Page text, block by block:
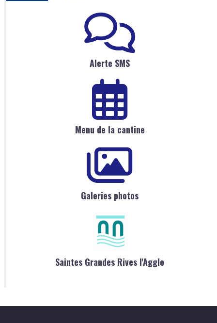
Alerte SMS
Menu de la cantine
Galeries photos
Saintes Grandes Rives l'Agglo